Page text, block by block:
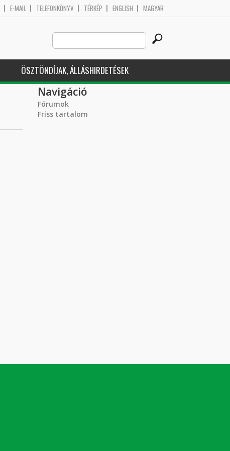
E-MAIL TELEFONKÖNYV TÉRKÉP ENGLISH MAGYAR
Search
this
site
ÖSZTÖNDÍJAK, ÁLLÁSHIRDETÉSEK
Navigáció
Fórumok
Friss tartalom